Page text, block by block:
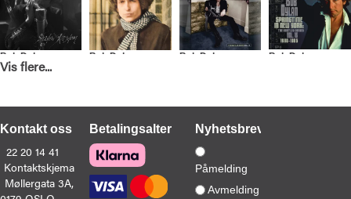
Bob Dylan
Bob Dylan
Bob Dylan
Bob Dylan
Vis flere...
Kontakt oss
22 20 14 41
Kontaktskjema
Møllergata 3A,
BetalingsalternativerNyhetsbrev
Påmelding
Avmelding